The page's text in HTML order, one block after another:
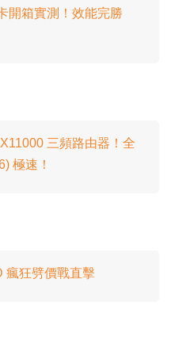
開箱實測！效能完勝
三頻路由器！全
極速！
瘋狂劈價戰直擊